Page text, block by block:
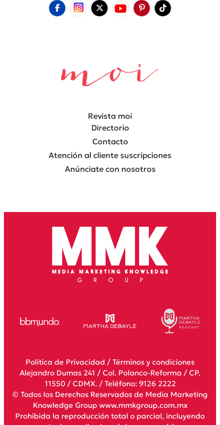
Revista moi
Directorio
Contacto
Atención al cliente suscripciones
Anúnciate con nosotros
Política de Privacidad / Términos y condiciones
Alejandro Dumas 241 / Col. Polanco-Reforma / CP.
11550 / CDMX. / Teléfono: 9126 2222
© Todos los Derechos Reservados de Media Marketing
Knowledge Group www.mmkgroup.com.mx
Prohibida la reproducción total o parcial, incluyendo